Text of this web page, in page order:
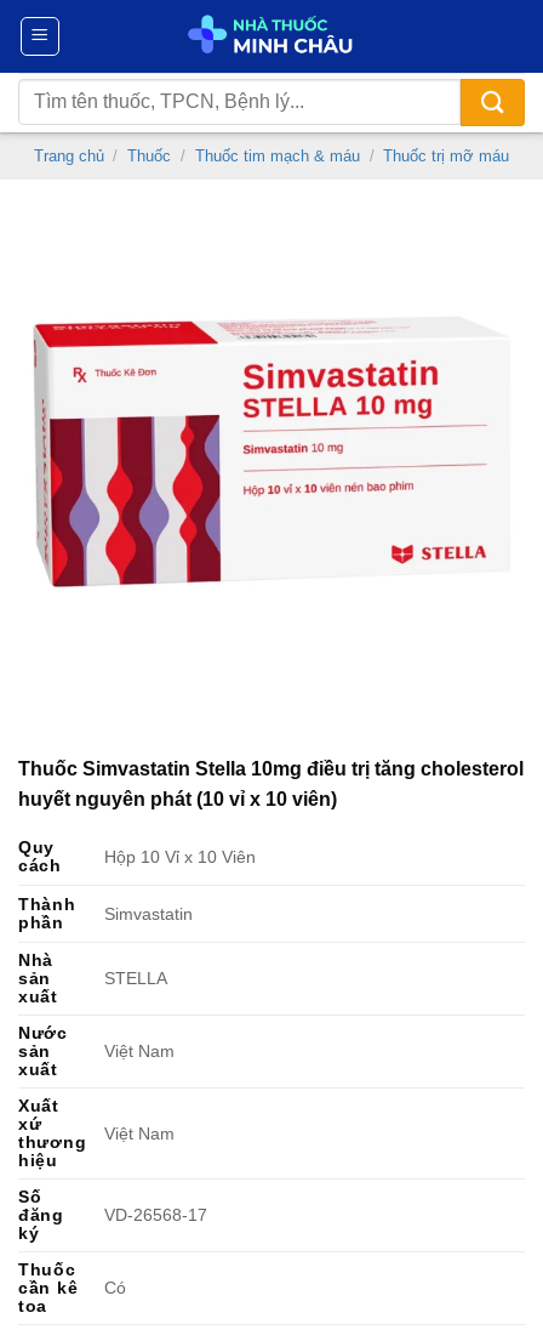
Chuyển
nội
dung
Tìm
kiếm:
Trang chủ / Thuốc / Thuốc tim mạch & máu / Thuốc trị mỡ máu
Thuốc Simvastatin Stella 10mg điều trị tăng cholesterol
huyết nguyên phát (10 vỉ x 10 viên)
Quy
cách
Hộp 10 Vỉ x 10 Viên
Thành
phần
Simvastatin
Nhà
sản
xuất
STELLA
Nước
sản
xuất
Việt Nam
Xuất
xứ
thương
hiệu
Việt Nam
Số
đăng
ký
VD-26568-17
Thuốc
cần kê
toa
Có